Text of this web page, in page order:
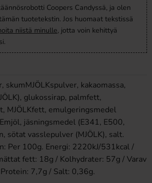
Coopers Candyssä, ja olen
tuotetekstin. Jos huomaat tekstissä
niistä minulle, jotta voin kehittyä
skumMJÖLKspulver, kakaomassa,
glukossirap, palmfett,
MJÖLKfett, emulgeringsmedel
jäsningsmedel (E341, E500,
sötat vasslepulver (MJÖLK), salt.
Per 100g. Energi: 2220kJ/531kcal /
fett: 18g / Kolhydrater: 57g / Varav
7,7g / Salt: 0,36g.